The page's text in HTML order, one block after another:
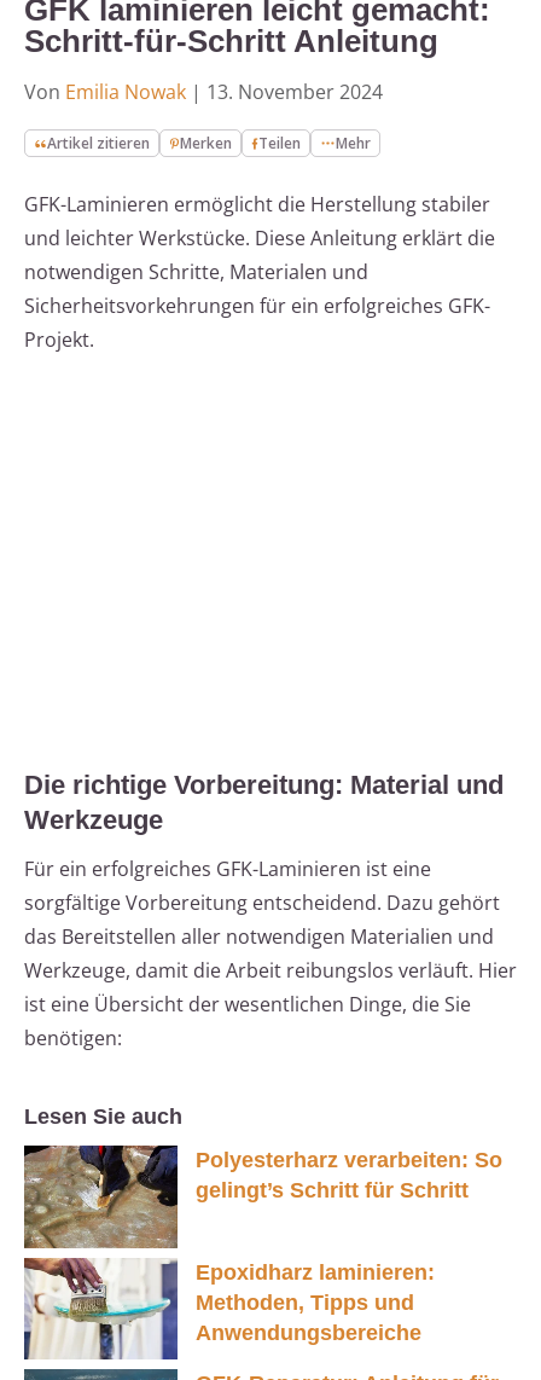
GFK laminieren leicht gemacht:
Schritt-für-Schritt Anleitung
Von Emilia Nowak | 13. November 2024
Artikel zitieren Merken Teilen Mehr
GFK-Laminieren ermöglicht die Herstellung stabiler
und leichter Werkstücke. Diese Anleitung erklärt die
notwendigen Schritte, Materialen und
Sicherheitsvorkehrungen für ein erfolgreiches GFK-
Projekt.
Die richtige Vorbereitung: Material und
Werkzeuge
Für ein erfolgreiches GFK-Laminieren ist eine
sorgfältige Vorbereitung entscheidend. Dazu gehört
das Bereitstellen aller notwendigen Materialien und
Werkzeuge, damit die Arbeit reibungslos verläuft. Hier
ist eine Übersicht der wesentlichen Dinge, die Sie
benötigen:
Lesen Sie auch
Polyesterharz verarbeiten: So
gelingt’s Schritt für Schritt
Epoxidharz laminieren:
Methoden, Tipps und
Anwendungsbereiche